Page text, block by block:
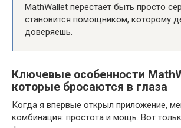
MathWallet перестаёт быть просто
становится помощником, которому
доверяешь.
Ключевые особенности
которые бросаются в глаза
Когда я впервые открыл приложение,
комбинация: простота и мощь. Вот